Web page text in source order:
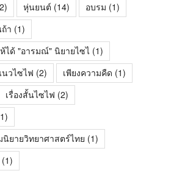
หุ่นยนต์ (14) อบรม (1)
า (1)
ได้ "อารมณ์" นิยายไซไ(1)
นวไซไฟ (2) เพียงความคืด (1)
เรื่องสั้นไซไฟ (2)
ยายวิทยาศาสตร์ไทย (1)